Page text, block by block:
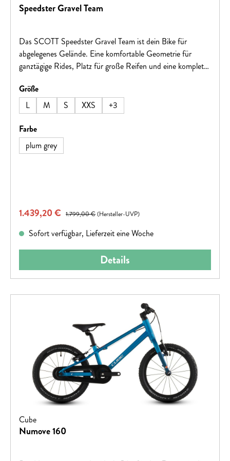
Speedster Gravel Team
Das SCOTT Speedster Gravel Team ist dein Bike für
abgelegenes Gelände. Eine komfortable Geometrie für
ganztägige Rides, Platz für große Reifen und eine komplett
fantastischen Option für alle Zweirad-Offroader!Hinweis:
Fahrradspezifikationen können ohne vorherige Ankündigung
geändert werden.
Größeauswählen
L
M S XXS +3
Farbeauswählen
plum grey
Verkaufspreis:
1.439,20 € Regulärer Preis:
1.799,00 €(Hersteller-UVP)
Sofort verfügbar, Lieferzeit eine Woche
Details
Cube
Numove 160